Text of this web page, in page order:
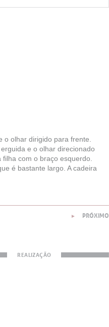
olhar dirigido para frente.
e o olhar direcionado
com o braço esquerdo.
é bastante largo. A cadeira
► PRÓXIMO
REALIZAÇÃO